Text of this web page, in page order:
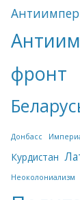
фронт
Донбасс
Курдистан
Неоколониализм